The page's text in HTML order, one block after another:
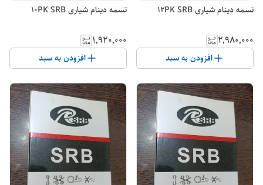
تسمه دینام شیاری 12PK SRB
۲٬۹۸۰٬۰۰۰
افزودن به سبد
تسمه دینام شیاری 10PK SRB
۱٬۹۲۰٬۰۰۰
افزودن به سبد